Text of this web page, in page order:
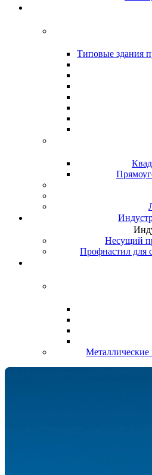
Типовые здания
Несущий
Профнастил для
Металлические